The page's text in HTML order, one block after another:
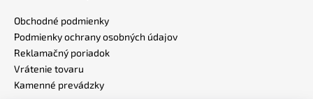
Obchodné podmienky
Podmienky ochrany osobných údajov
Reklamačný poriadok
Vrátenie tovaru
Kamenné prevádzky